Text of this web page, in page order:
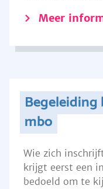
Meer
mbo
Wie zich
krijgt eerst een
bedoeld om te